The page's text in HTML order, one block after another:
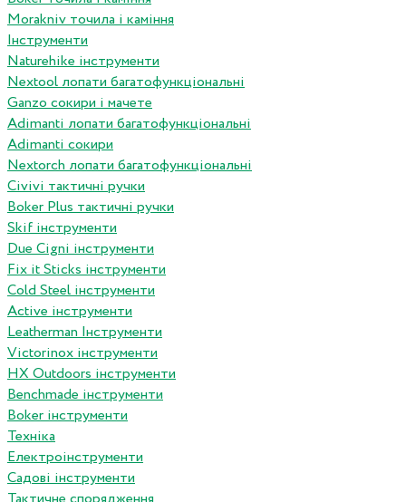
Morakniv точила і каміння
Інструменти
Naturehike інструменти
Nextool лопати багатофункціональні
Ganzo сокири і мачете
Adimanti лопати багатофункціональні
Adimanti сокири
Nextorch лопати багатофункціональні
Сivivi тактичні ручки
Boker Plus тактичні ручки
Skif інструменти
Due Cigni інструменти
Fix it Sticks інструменти
Сold Steel інструменти
Active інструменти
Leatherman Інструменти
Victorinox інструменти
HX Outdoors інструменти
Benchmade інструменти
Boker інструменти
Техніка
Електроінструменти
Садові інструменти